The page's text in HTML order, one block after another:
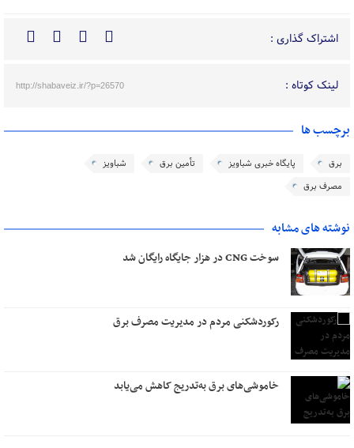
اشتراک گذاری :
لینک کوتاه : http://shabaveiz.ir/?p=26570
برچسب ها
برق پایگاه خبری شباویز تأمین برق
شباویز
مصرف برق
نوشته های مشابه
سوخت CNG در هزار جایگاه رایگان شد
رکوردشکنی مردم در مدیریت مصرف برق
خاموشی‌های برق به‌تدریج کاهش می‌یابد